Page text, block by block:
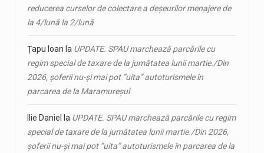
reducerea curselor de colectare a deșeurilor menajere de
la 4/lună la 2/lună
Țapu Ioan la UPDATE. SPAU marchează parcările cu
regim special de taxare de la jumătatea lunii martie./Din
2026, șoferii nu-și mai pot ”uita” autoturismele în
parcarea de la Maramureșul
Ilie Daniel la UPDATE. SPAU marchează parcările cu regim
special de taxare de la jumătatea lunii martie./Din 2026,
șoferii nu-și mai pot ”uita” autoturismele în parcarea de la